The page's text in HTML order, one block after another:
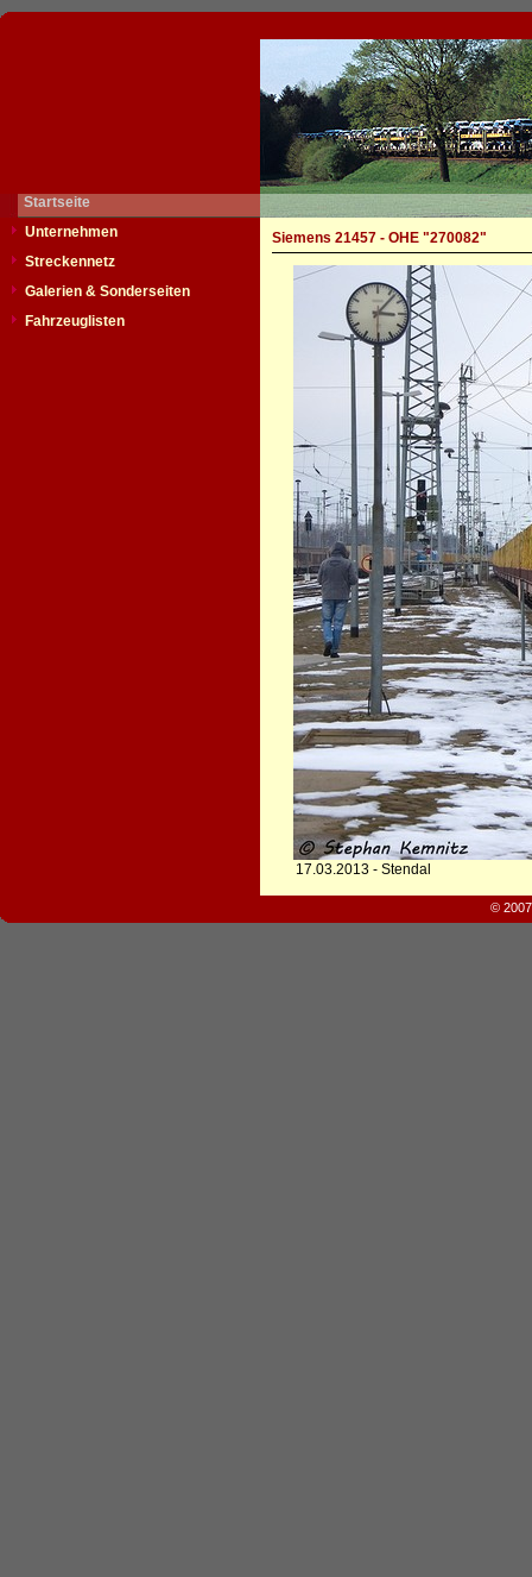
Startseite
Unternehmen
Streckennetz
Galerien & Sonderseiten
Fahrzeuglisten
Siemens 21457 - OHE "270082"
17.03.2013 - Stendal
©